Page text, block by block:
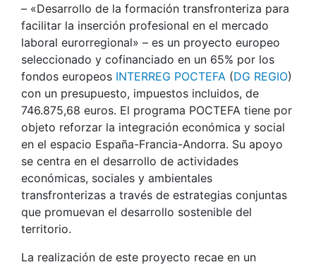
– «Desarrollo de la formación transfronteriza para
facilitar la inserción profesional en el mercado
laboral eurorregional» – es un proyecto europeo
seleccionado y cofinanciado en un 65% por los
fondos europeos INTERREG POCTEFA (DG REGIO)
con un presupuesto, impuestos incluidos, de
746.875,68 euros. El programa POCTEFA tiene por
objeto reforzar la integración económica y social
en el espacio España-Francia-Andorra. Su apoyo
se centra en el desarrollo de actividades
económicas, sociales y ambientales
transfronterizas a través de estrategias conjuntas
que promuevan el desarrollo sostenible del
territorio.
La realización de este proyecto recae en un